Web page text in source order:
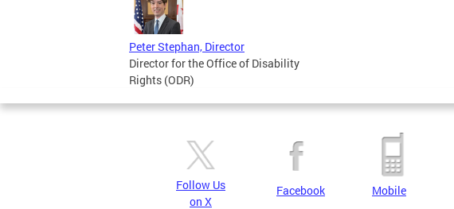
Peter Stephan, Director
Director for the Office of Disability
Rights (ODR)
Follow Us
on X
Facebook Mobile